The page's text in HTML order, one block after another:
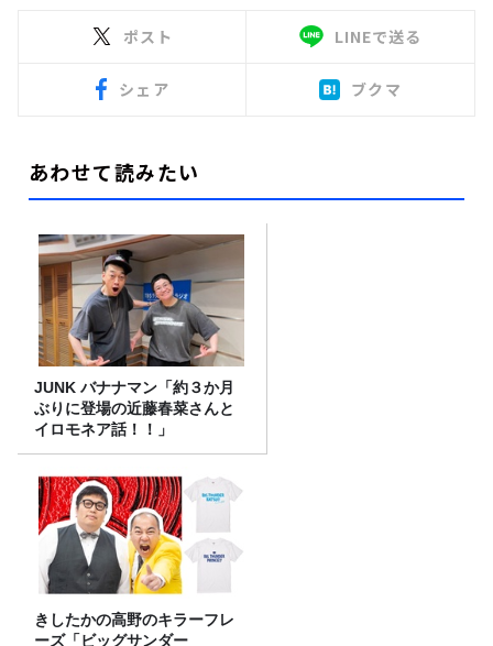
ポスト LINEで送る
シェア ブクマ
あわせて読みたい
JUNK バナナマン「約３か月
ぶりに登場の近藤春菜さんと
イロモネア話！！」
きしたかの高野のキラーフレ
ーズ「ビッグサンダー